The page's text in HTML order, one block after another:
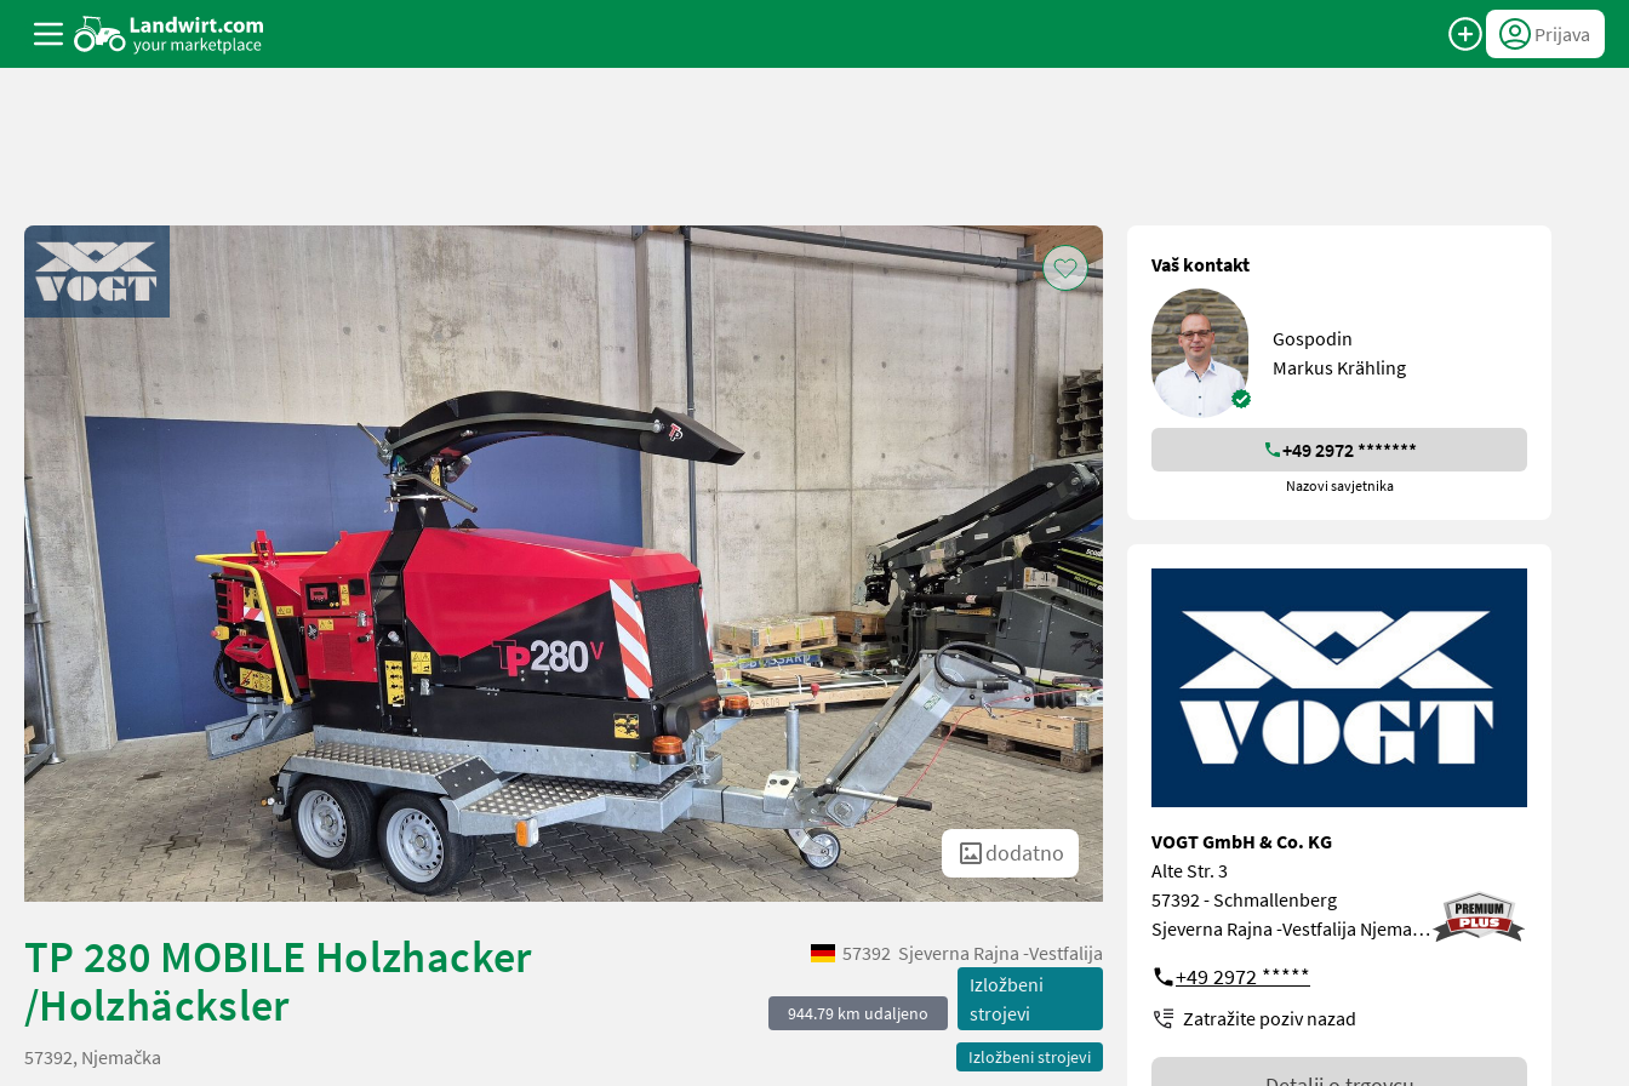
Prijava
dodatno
TP 280 MOBILE Holzhacker
/Holzhäcksler
57392 Sjeverna Rajna -Vestfalija
944.79 km udaljeno
Izložbeni
strojevi
Izložbeni strojevi
57392, Njemačka
Vaš kontakt
Gospodin
Markus Krähling
+49 2972 *******
Nazovi savjetnika
VOGT GmbH & Co. KG
Alte Str. 3
57392 - Schmallenberg
Sjeverna Rajna -Vestfalija Njemačka
+49 2972 *****
Zatražite poziv nazad